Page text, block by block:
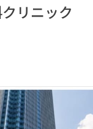
リニック